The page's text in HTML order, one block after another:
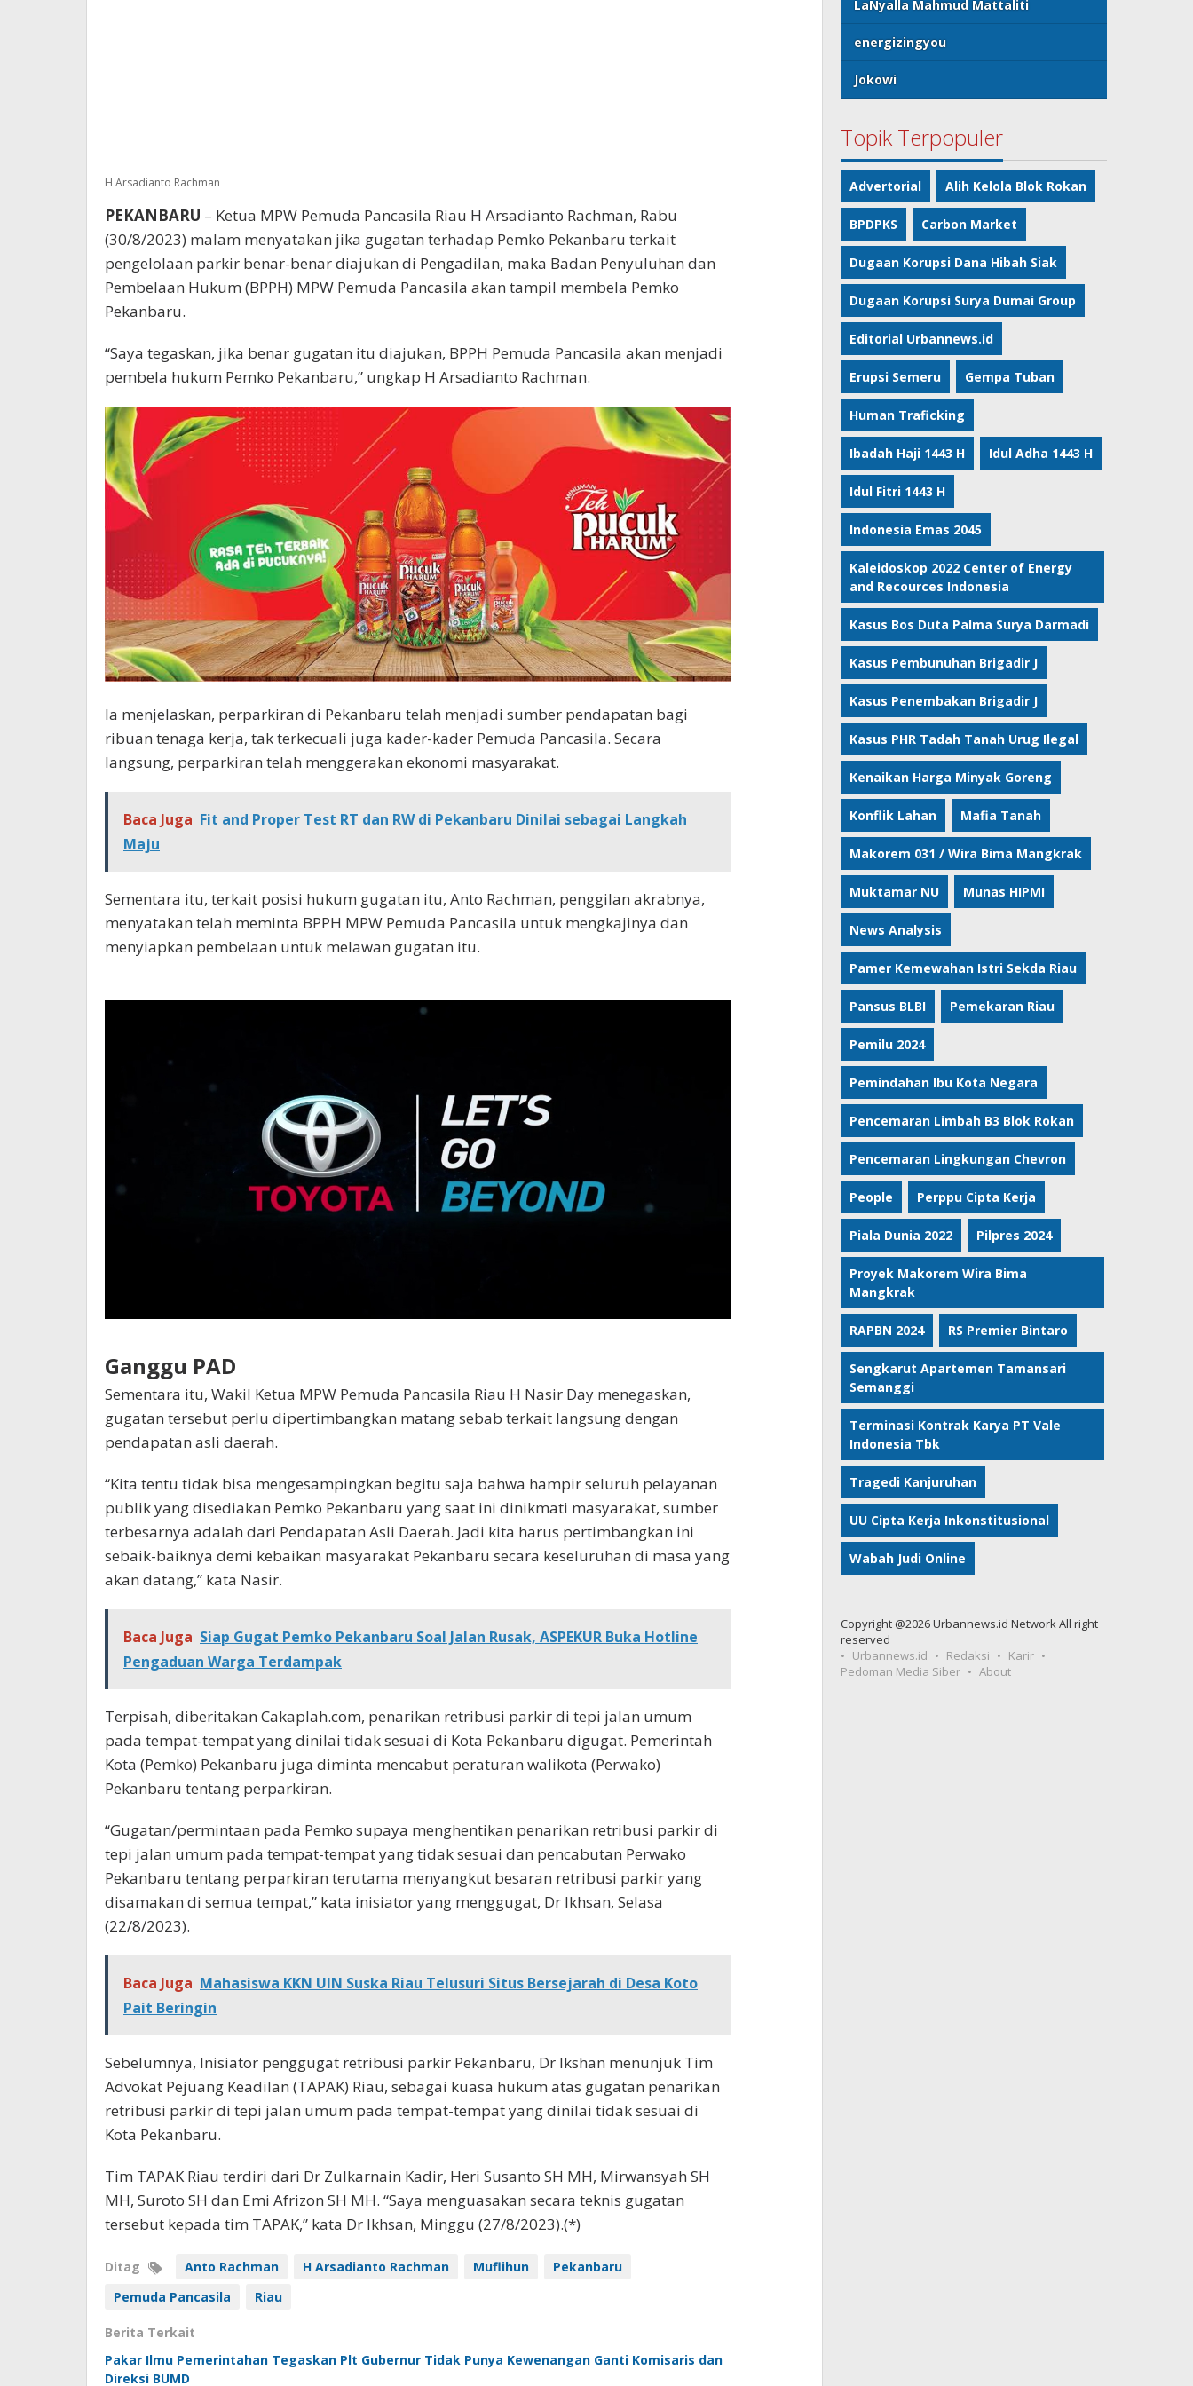
H Arsadianto Rachman
PEKANBARU – Ketua MPW Pemuda Pancasila Riau H Arsadianto Rachman, Rabu
(30/8/2023) malam menyatakan jika gugatan terhadap Pemko Pekanbaru terkait
pengelolaan parkir benar-benar diajukan di Pengadilan, maka Badan Penyuluhan dan
Pembelaan Hukum (BPPH) MPW Pemuda Pancasila akan tampil membela Pemko
Pekanbaru.
“Saya tegaskan, jika benar gugatan itu diajukan, BPPH Pemuda Pancasila akan menjadi
pembela hukum Pemko Pekanbaru,” ungkap H Arsadianto Rachman.
Ia menjelaskan, perparkiran di Pekanbaru telah menjadi sumber pendapatan bagi
ribuan tenaga kerja, tak terkecuali juga kader-kader Pemuda Pancasila. Secara
langsung, perparkiran telah menggerakan ekonomi masyarakat.
Baca Juga Fit and Proper Test RT dan RW di Pekanbaru Dinilai sebagai Langkah
Maju
Sementara itu, terkait posisi hukum gugatan itu, Anto Rachman, penggilan akrabnya,
menyatakan telah meminta BPPH MPW Pemuda Pancasila untuk mengkajinya dan
menyiapkan pembelaan untuk melawan gugatan itu.
Ganggu PAD
Sementara itu, Wakil Ketua MPW Pemuda Pancasila Riau H Nasir Day menegaskan,
gugatan tersebut perlu dipertimbangkan matang sebab terkait langsung dengan
pendapatan asli daerah.
“Kita tentu tidak bisa mengesampingkan begitu saja bahwa hampir seluruh pelayanan
publik yang disediakan Pemko Pekanbaru yang saat ini dinikmati masyarakat, sumber
terbesarnya adalah dari Pendapatan Asli Daerah. Jadi kita harus pertimbangkan ini
sebaik-baiknya demi kebaikan masyarakat Pekanbaru secara keseluruhan di masa yang
akan datang,” kata Nasir.
Baca Juga Siap Gugat Pemko Pekanbaru Soal Jalan Rusak, ASPEKUR Buka Hotline
Pengaduan Warga Terdampak
Terpisah, diberitakan Cakaplah.com, penarikan retribusi parkir di tepi jalan umum
pada tempat-tempat yang dinilai tidak sesuai di Kota Pekanbaru digugat. Pemerintah
Kota (Pemko) Pekanbaru juga diminta mencabut peraturan walikota (Perwako)
Pekanbaru tentang perparkiran.
“Gugatan/permintaan pada Pemko supaya menghentikan penarikan retribusi parkir di
tepi jalan umum pada tempat-tempat yang tidak sesuai dan pencabutan Perwako
Pekanbaru tentang perparkiran terutama menyangkut besaran retribusi parkir yang
disamakan di semua tempat,” kata inisiator yang menggugat, Dr Ikhsan, Selasa
(22/8/2023).
Baca Juga Mahasiswa KKN UIN Suska Riau Telusuri Situs Bersejarah di Desa Koto
Pait Beringin
Sebelumnya, Inisiator penggugat retribusi parkir Pekanbaru, Dr Ikshan menunjuk Tim
Advokat Pejuang Keadilan (TAPAK) Riau, sebagai kuasa hukum atas gugatan penarikan
retribusi parkir di tepi jalan umum pada tempat-tempat yang dinilai tidak sesuai di
Kota Pekanbaru.
Tim TAPAK Riau terdiri dari Dr Zulkarnain Kadir, Heri Susanto SH MH, Mirwansyah SH
MH, Suroto SH dan Emi Afrizon SH MH. “Saya menguasakan secara teknis gugatan
tersebut kepada tim TAPAK,” kata Dr Ikhsan, Minggu (27/8/2023).(*)
Ditag Anto Rachman H Arsadianto Rachman Muflihun
Pekanbaru
Pemuda Pancasila
Riau
Berita Terkait
Pakar Ilmu Pemerintahan Tegaskan Plt Gubernur Tidak Punya Kewenangan Ganti Komisaris dan
Direksi BUMD
LaNyalla Mahmud Mattaliti
energizingyou
Jokowi
Topik Terpopuler
Advertorial Alih Kelola Blok Rokan
BPDPKS Carbon Market
Dugaan Korupsi Dana Hibah Siak
Dugaan Korupsi Surya Dumai Group
Editorial Urbannews.id
Erupsi Semeru Gempa Tuban
Human Traficking
Ibadah Haji 1443 H Idul Adha 1443 H
Idul Fitri 1443 H
Indonesia Emas 2045
Kaleidoskop 2022 Center of Energy
and Recources Indonesia
Kasus Bos Duta Palma Surya Darmadi
Kasus Pembunuhan Brigadir J
Kasus Penembakan Brigadir J
Kasus PHR Tadah Tanah Urug Ilegal
Kenaikan Harga Minyak Goreng
Konflik Lahan Mafia Tanah
Makorem 031 / Wira Bima Mangkrak
Muktamar NU Munas HIPMI
News Analysis
Pamer Kemewahan Istri Sekda Riau
Pansus BLBI Pemekaran Riau
Pemilu 2024
Pemindahan Ibu Kota Negara
Pencemaran Limbah B3 Blok Rokan
Pencemaran Lingkungan Chevron
People Perppu Cipta Kerja
Piala Dunia 2022 Pilpres 2024
Proyek Makorem Wira Bima
Mangkrak
RAPBN 2024 RS Premier Bintaro
Sengkarut Apartemen Tamansari
Semanggi
Terminasi Kontrak Karya PT Vale
Indonesia Tbk
Tragedi Kanjuruhan
UU Cipta Kerja Inkonstitusional
Wabah Judi Online
Copyright @2026 Urbannews.id Network All right
reserved
Urbannews.id
Redaksi
Karir
Pedoman Media Siber
About